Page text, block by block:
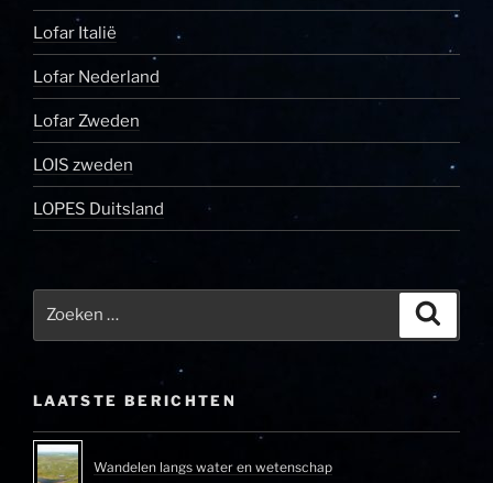
Lofar Italië
Lofar Nederland
Lofar Zweden
LOIS zweden
LOPES Duitsland
LAATSTE BERICHTEN
Wandelen langs water en wetenschap